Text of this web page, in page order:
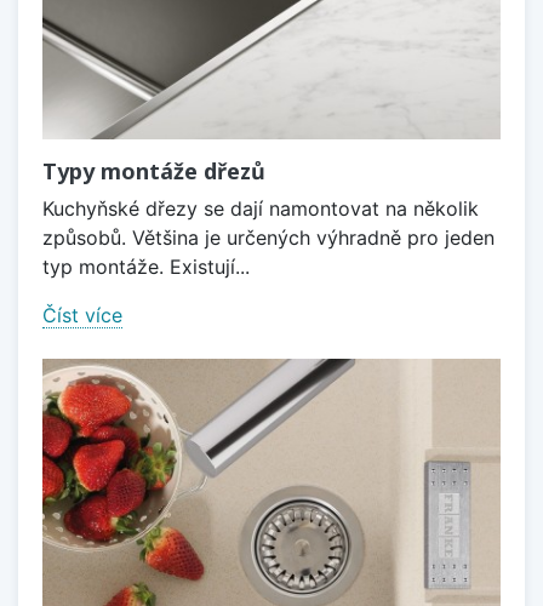
Typy montáže dřezů
Kuchyňské dřezy se dají namontovat na několik
způsobů. Většina je určených výhradně pro jeden
typ montáže. Existují...
Číst více